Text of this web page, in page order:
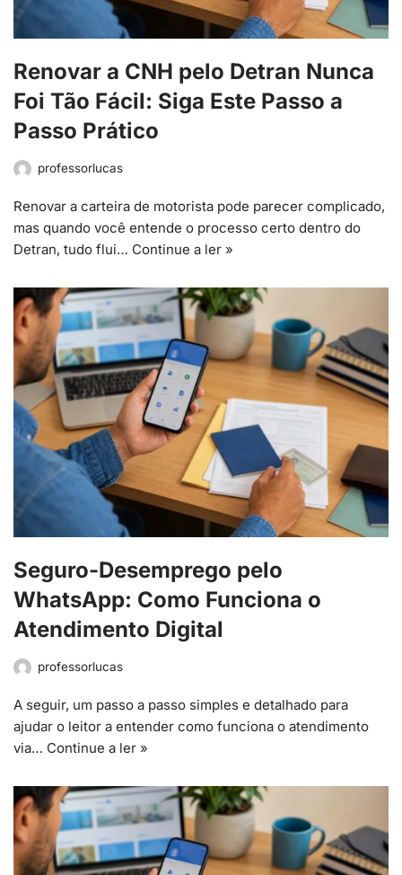
Renovar a CNH pelo Detran Nunca
Foi Tão Fácil: Siga Este Passo a
Passo Prático
professorlucas
Renovar a carteira de motorista pode parecer complicado,
mas quando você entende o processo certo dentro do
Detran, tudo flui… Continue a ler »
Seguro-Desemprego pelo
WhatsApp: Como Funciona o
Atendimento Digital
professorlucas
A seguir, um passo a passo simples e detalhado para
ajudar o leitor a entender como funciona o atendimento
via… Continue a ler »